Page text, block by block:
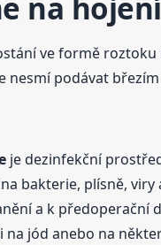
na
ve formě roztoku
nesmí podávat
je dezinfekční
bakterie, plísně,
a k předoperační
jód anebo na